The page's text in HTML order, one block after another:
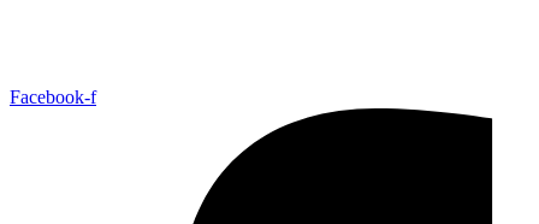
Facebook-f